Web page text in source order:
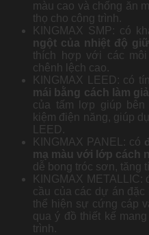
màu cao và chống ăn
thọ cho công trình.
KINGMAX SMP: có
ngột của nhiệt độ
thích hợp với các
chênh lệch cao.
KINGMAX LEED: có
mái bằng cách làm
của tấm lợp giúp
kiệm điện năng, giúp
LEED.
KINGMAX PANEL: có
mạ màu với lớp cách
dễ bong tróc sơn, tăng
KINGMAX
cầu của các dự án đặc
thể hiện sự cứng cáp
qua ý đồ thiết kế
trình.